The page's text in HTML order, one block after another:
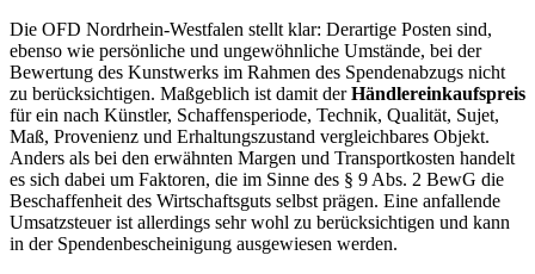
Die OFD Nordrhein-Westfalen stellt klar: Derartige Posten sind,
ebenso wie persönliche und ungewöhnliche Umstände, bei der
Bewertung des Kunstwerks im Rahmen des Spendenabzugs nicht
zu berücksichtigen. Maßgeblich ist damit derHändlereinkaufspreis
für ein nach Künstler, Schaffensperiode, Technik, Qualität, Sujet,
Maß, Provenienz und Erhaltungszustand vergleichbares Objekt.
Anders als bei den erwähnten Margen und Transportkosten handelt
es sich dabei um Faktoren, die im Sinne des § 9 Abs. 2 BewG die
Beschaffenheit des Wirtschaftsguts selbst prägen. Eine anfallende
Umsatzsteuer ist allerdings sehr wohl zu berücksichtigen und kann
in der Spendenbescheinigung ausgewiesen werden.